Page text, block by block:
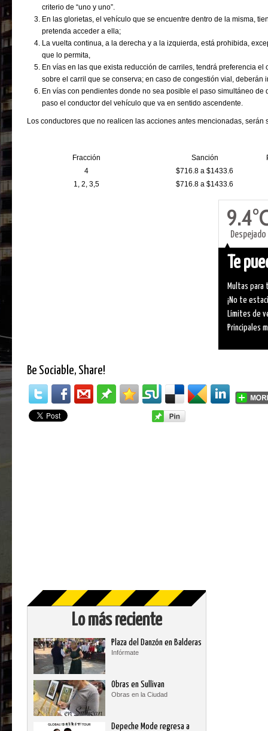
criterio de “uno y uno”.
En las glorietas, el vehículo que se encuentre dentro de la misma,
pretenda acceder a ella;
La vuelta continua, a la derecha y a la izquierda, está prohibida,
que lo permita,
En vías en las que exista reducción de carriles, tendrá preferencia
sobre el carril que se conserva; en caso de congestión vial, deberán
En vías con pendientes donde no sea posible el paso simultáneo de
paso el conductor del vehículo que va en sentido ascendente.
Los conductores que no realicen las acciones antes mencionadas, serán
Fracción Sanción
4
$716.8 a $1433.6
1, 2, 3,5
$716.8 a $1433.6
Despejado
Te
Multas
¡No te
Límites de
Principales
Be Sociable, Share!
Lo más reciente
Plaza del Danzón en Balderas
Infórmate
Obras en Sullivan
Obras en la Ciudad
Depeche Mode regresa a